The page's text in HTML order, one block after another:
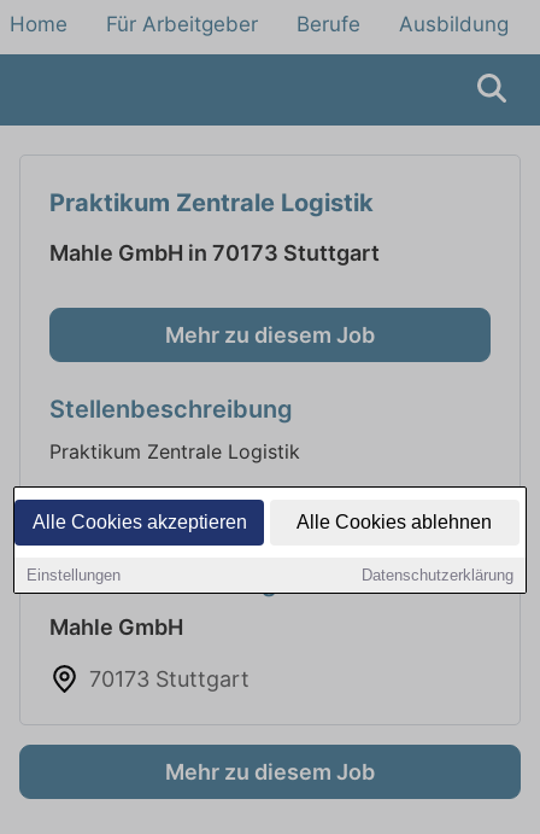
Alle Cookies akzeptieren Alle Cookies ablehnen
Einstellungen Datenschutzerklärung
Home Für Arbeitgeber Berufe Ausbildung
Praktikum Zentrale Logistik
Mahle GmbH in 70173 Stuttgart
Mehr zu diesem Job
Stellenbeschreibung
Praktikum Zentrale Logistik
Details zum Jobangebot
Mahle GmbH
70173 Stuttgart
Mehr zu diesem Job